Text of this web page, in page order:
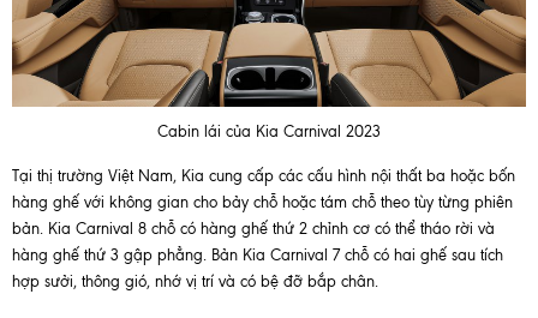
Cabin lái của Kia Carnival 2023
Tại thị trường Việt Nam, Kia cung cấp các cấu hình nội thất ba hoặc bốn
hàng ghế với không gian cho bảy chỗ hoặc tám chỗ theo tùy từng phiên
bản. Kia Carnival 8 chỗ có hàng ghế thứ 2 chỉnh cơ có thể tháo rời và
hàng ghế thứ 3 gập phẳng. Bản Kia Carnival 7 chỗ có hai ghế sau tích
hợp sưởi, thông gió, nhớ vị trí và có bệ đỡ bắp chân.